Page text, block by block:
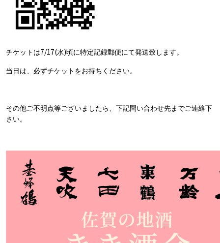
チケットは7/17(水)頃に特定記録郵便にて発送致します。
当日は、必ずチケットをお持ちください。
その他ご不明点等ございましたら、下記問い合わせ先までご連絡下
さい。